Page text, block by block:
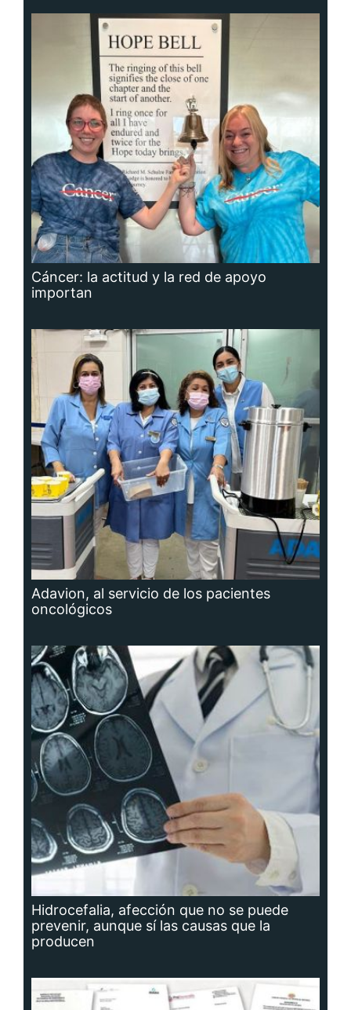
Cáncer: la actitud y la red de apoyo
importan
Adavion, al servicio de los pacientes
oncológicos
Hidrocefalia, afección que no se puede
prevenir, aunque sí las causas que la
producen